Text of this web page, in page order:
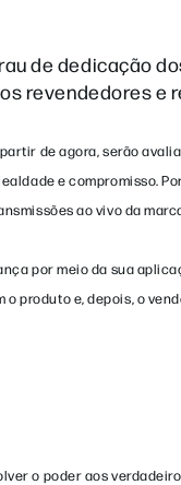
de dedicação
revendedores e
de agora, serão
e compromisso.
ao vivo da
por meio da sua
produto e, depois, o
o poder aos